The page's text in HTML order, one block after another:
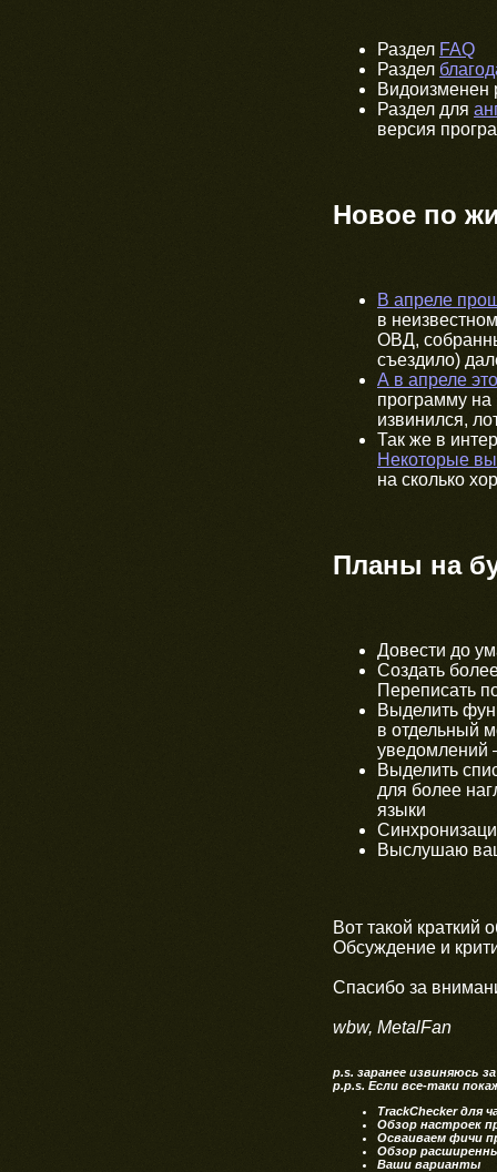
Раздел FAQ
Раздел
Видоизменен
Раздел для
версия
Новое по
В апреле
в
ОВД,
съездило)
А в апреле
программу на
извинился,
Так же в
Некоторые
на сколько
Планы на
Довести до
Создать
Переписать
Выделить
в отдельный
уведомлений
Выделить
для более
языки
Выслушаю
Вот такой краткий
Обсуждение и
Спасибо за
wbw, MetalFan
p.s. заранее извиняюсь
p.p.s. Если все-таки
TrackChecker для
Обзор настроек
Осваиваем фичи
Обзор
Ваши варианты